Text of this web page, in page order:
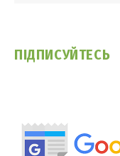
ПІДПИСУЙТЕСЬ